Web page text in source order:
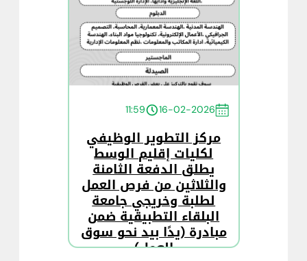
16-02-2026
11:59
مركز التطوير الوظيفي
لكليات إقليم الوسط
يطلق الدفعة الثامنة
والثلاثين من فرص العمل
لطلبة وخريجي جامعة
البلقاء التطبيقية ضمن
مبادرة (يدًا بيد نحو سوق
العمل)